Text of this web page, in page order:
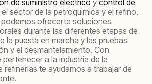
de suministro eléctrico y control de
el sector de la petroquímica y el refino.
podemos ofrecerte soluciones
durante las diferentes etapas de
la puesta en marcha y las pruebas
y el desmantelamiento. Con
a la industria de la
refinerías te ayudamos a trabajar de